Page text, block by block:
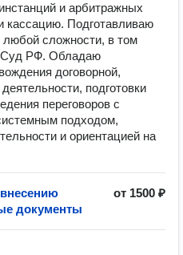
и арбитражных
кассацию. Подготавливаю
сложности, в том
Суд РФ. Обладаю
договорной,
подготовки
переговоров с
подходом,
и ориентацией на
документы
от 1500 ₽